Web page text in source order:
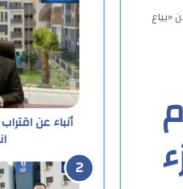
«بياع
أنباء عن